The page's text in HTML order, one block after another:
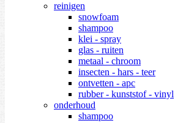
reinigen
snowfoam
shampoo
klei - spray
glas - ruiten
metaal - chroom
insecten - hars - teer
ontvetten - apc
rubber - kunststof - vinyl
onderhoud
shampoo